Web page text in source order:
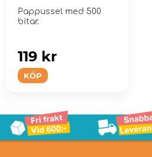
Pappussel med 500
bitar.
KÖP
119 kr